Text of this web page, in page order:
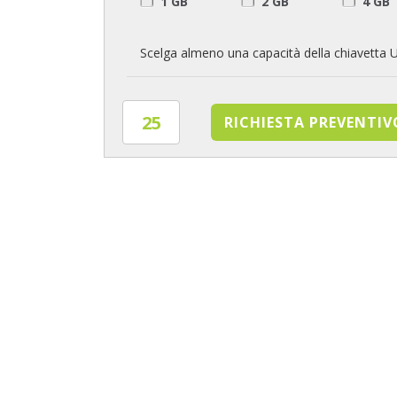
Scelga almeno una capacità della chiavetta